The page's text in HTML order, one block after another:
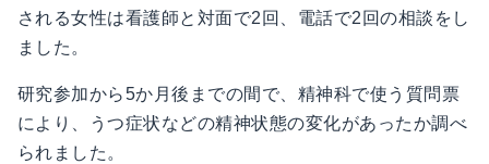
される女性は看護師と対面で2回、電話で2回の相談をし
ました。
研究参加から5か月後までの間で、精神科で使う質問票
により、うつ症状などの精神状態の変化があったか調べ
られました。